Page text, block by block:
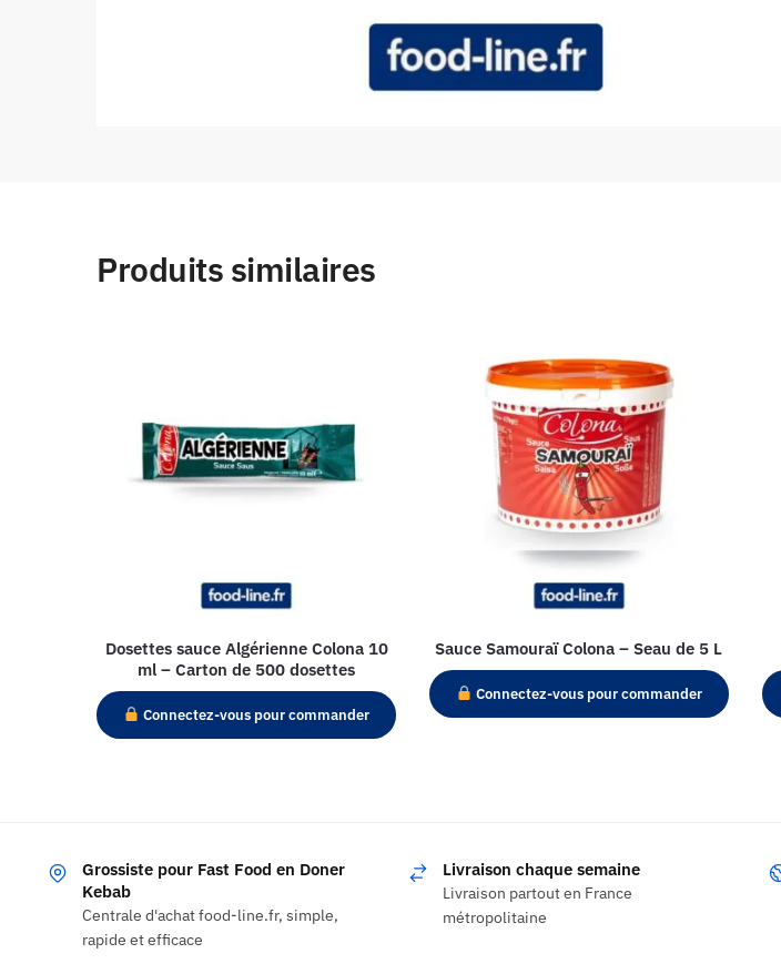
Produits similaires
Dosettes sauce Algérienne Colona 10
ml – Carton de 500 dosettes
Connectez-vous pour commander
Sauce Samouraï Colona – Seau de 5 L
Connectez-vous pour commander
Grossiste pour Fast Food en Doner
Kebab
Centrale d'achat food-line.fr, simple,
rapide et efficace
Livraison chaque semaine
Livraison partout en France
métropolitaine